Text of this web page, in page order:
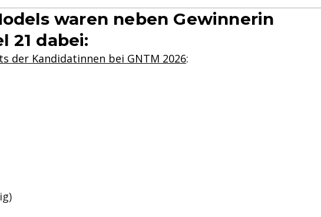
waren neben Gewinnerin
21 dabei:
der Kandidatinnen bei GNTM 2026: